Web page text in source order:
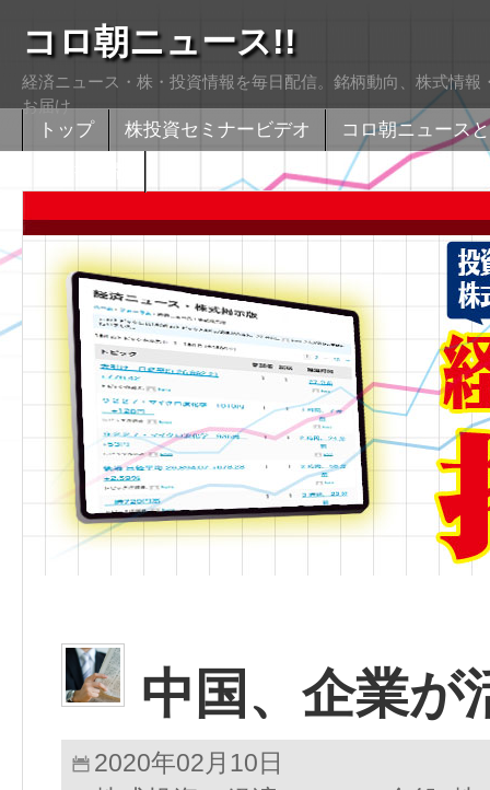
コロ朝ニュース!!
経済ニュース・株・投資情報を毎日配信。銘柄動向、株式情
お届け
トップ 株投資セミナービデオ
コロ朝ニュース
中国、企業が
2020年02月10日